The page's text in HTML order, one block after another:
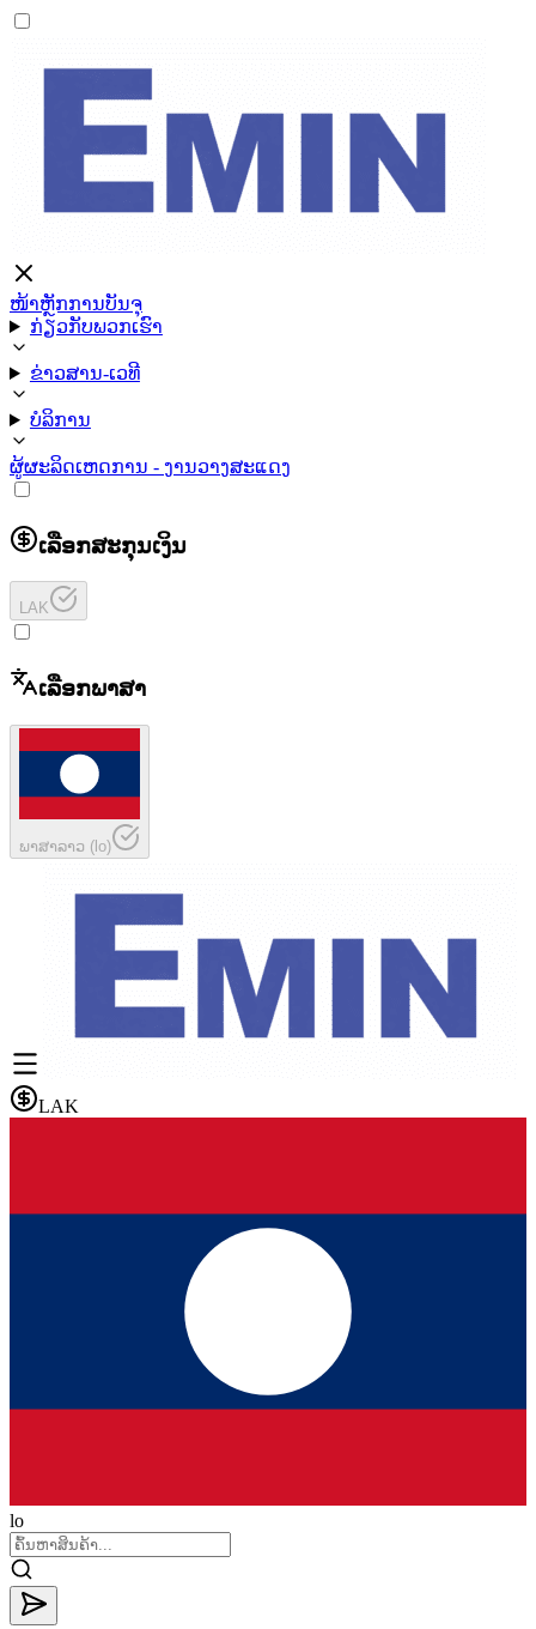
ໜ້າຫຼັກການບັນຈຸ
ກ່ຽວກັບພວກເຮົາ
ຂ່າວສານ-ເວທີ
ບໍລິການ
ຜູ້ຜະລິດເຫດການ - ງານວາງສະແດງ
ເລືອກສະກຸນເງິນ
LAK
ເລືອກພາສາ
ພາສາລາວ (lo)
LAK
lo